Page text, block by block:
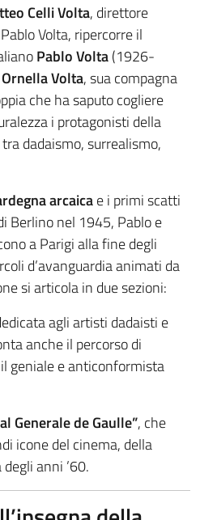
Celli Volta, direttore
Volta, ripercorre il
Pablo Volta(1926-
Ornella Volta, sua compagna
che ha saputo cogliere
i protagonisti della
dadaismo, surrealismo,
arcaicae i primi scatti
Berlino nel 1945, Pablo e
a Parigi alla fine degli
d’avanguardia animati da
si articola in due sezioni:
agli artisti dadaisti e
anche il percorso di
geniale e anticonformista
Generale de Gaulle”, che
icone del cinema, della
anni ’60.